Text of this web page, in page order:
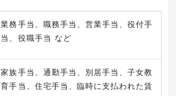
業務手当、職務手当、営業手当、役付手
当、役職手当 など
家族手当、通勤手当、別居手当、子女教
育手当、住宅手当、臨時に支払われた賃